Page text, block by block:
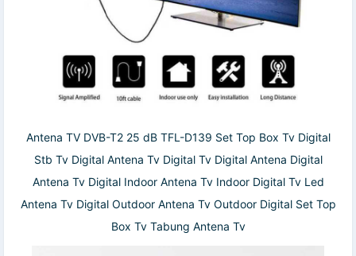
Antena TV DVB-T2 25 dB TFL-D139 Set Top Box Tv Digital
Stb Tv Digital Antena Tv Digital Tv Digital Antena Digital
Antena Tv Digital Indoor Antena Tv Indoor Digital Tv Led
Antena Tv Digital Outdoor Antena Tv Outdoor Digital Set Top
Box Tv Tabung Antena Tv